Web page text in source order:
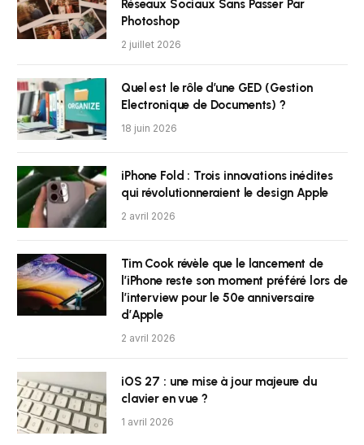
Réseaux Sociaux Sans Passer Par
Photoshop
2 juillet 2026
Quel est le rôle d’une GED (Gestion
Electronique de Documents) ?
18 juin 2026
iPhone Fold : Trois innovations inédites
qui révolutionneraient le design Apple
2 avril 2026
Tim Cook révèle que le lancement de
l’iPhone reste son moment préféré lors de
l’interview pour le 50e anniversaire
d’Apple
2 avril 2026
iOS 27 : une mise à jour majeure du
clavier en vue ?
1 avril 2026